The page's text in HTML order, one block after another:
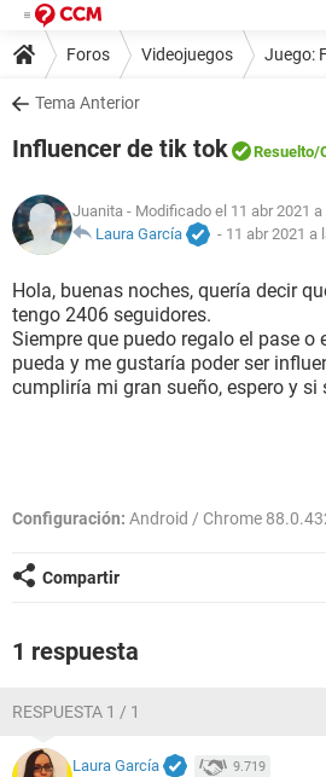
Foros Videojuegos Juego:
Tema Anterior
Influencer de tik tok Resuelto/
Juanita - Modificado el 11 abr 2021
Laura García
- 11 abr 2021 a
Hola, buenas noches, quería decir
tengo 2406 seguidores.
Siempre que puedo regalo el pase o
pueda y me gustaría poder ser
cumpliría mi gran sueño, espero y si
Configuración: Android / Chrome
Compartir
1 respuesta
RESPUESTA 1 / 1
Laura García 9.719